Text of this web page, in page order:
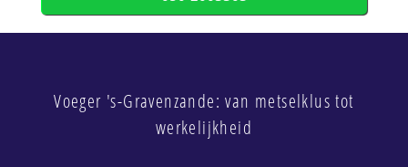
Voeger 's-Gravenzande: van metselklus tot
werkelijkheid